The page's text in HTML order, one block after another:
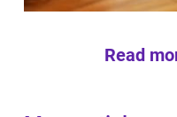
Read